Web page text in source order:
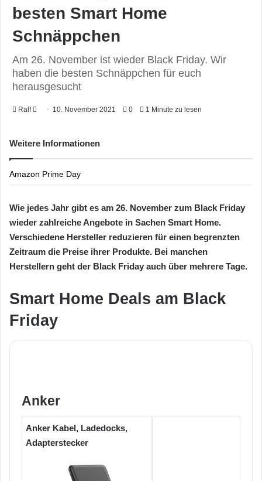
besten Smart Home
Schnäppchen
Am 26. November ist wieder Black Friday. Wir
haben die besten Schnäppchen für euch
herausgesucht
Ralf
n
X
10. November 2021 0 1 Minute zu lesen
Weitere Informationen
Amazon Prime Day
Wie jedes Jahr gibt es am 26. November zum Black Friday
wieder zahlreiche Angebote in Sachen Smart Home.
Verschiedene Hersteller reduzieren für einen begrenzten
Zeitraum die Preise ihrer Produkte. Bei manchen
Herstellern geht der Black Friday auch über mehrere Tage.
Smart Home Deals am Black
Friday
Anker
Anker Kabel, Ladedocks,
Adapterstecker